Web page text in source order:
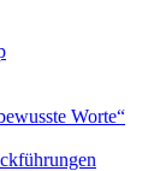
Worte“